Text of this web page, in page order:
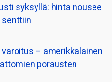
syksyllä: hinta nousee
senttiin
– amerikkalainen
porausten